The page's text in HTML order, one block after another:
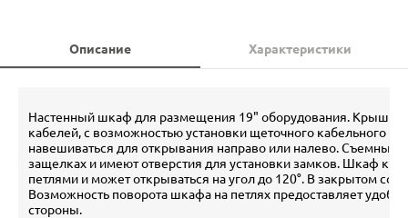
Описание Характеристики
Настенный шкаф для размещения 19" оборудования. Крыша
кабелей, с возможностью установки щеточного кабельного
навешиваться для открывания направо или налево. Съемные
защелках и имеют отверстия для установки замков. Шкаф
петлями и может открываться на угол до 120°. В закрытом
Возможность поворота шкафа на петлях предоставляет
стороны.